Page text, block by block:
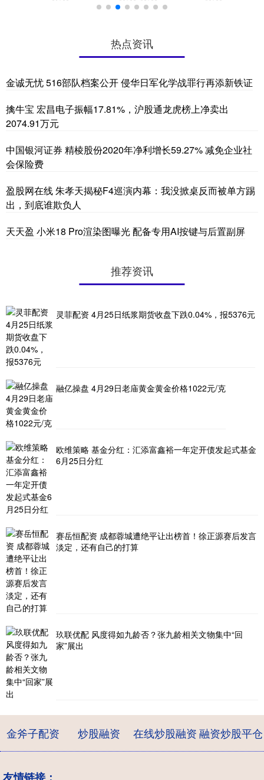
热点资讯
金诚无忧 516部队档案公开 侵华日军化学战罪行再添新铁证
擒牛宝 宏昌电子振幅17.81%，沪股通龙虎榜上净卖出
2074.91万元
中国银河证券 精棱股份2020年净利增长59.27% 减免企业社
会保险费
盈股网在线 朱孝天揭秘F4巡演内幕：我没掀桌反而被单方踢
出，到底谁欺负人
天天盈 小米18 Pro渲染图曝光 配备专用AI按键与后置副屏
推荐资讯
灵菲配资 4月25日纸浆期货收盘下跌0.04%，报5376元
融亿操盘 4月29日老庙黄金黄金价格1022元/克
欧维策略 基金分红：汇添富鑫裕一年定开债发起式基金
6月25日分红
赛岳恒配资 成都蓉城遭绝平让出榜首！徐正源赛后发言
淡定，还有自己的打算
玖联优配 风度得如九龄否？张九龄相关文物集中“回
家”展出
金斧子配资 炒股融资 在线炒股融资融资炒股平仓